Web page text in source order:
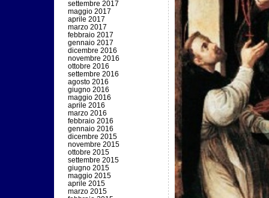
settembre 2017
maggio 2017
aprile 2017
marzo 2017
febbraio 2017
gennaio 2017
dicembre 2016
novembre 2016
ottobre 2016
settembre 2016
agosto 2016
giugno 2016
maggio 2016
aprile 2016
marzo 2016
febbraio 2016
gennaio 2016
dicembre 2015
novembre 2015
ottobre 2015
settembre 2015
giugno 2015
maggio 2015
aprile 2015
marzo 2015